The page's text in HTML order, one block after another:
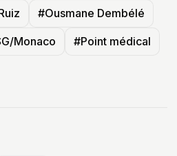
#Ousmane Dembélé
Monaco #Point médical